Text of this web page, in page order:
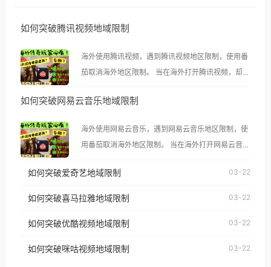
如何突破腾讯视频地域限制
海外使用腾讯视频，遇到腾讯视频地区限制，使用番
茄取消海外地区限制。 当在海外打开腾讯视频，却突
示语。 海外用户如香港、澳门、台湾、美国、加拿
像其他音乐平台一样，出现地区及版权限制问题，且
仅能在中国大陆地区播放。 遇到这个问题的朋友们，
台湾、美国、加拿大、澳大利亚、欧洲等国家和地区
权限制所困扰。
如何突破网易云音乐地域限制
海外使用网易云音乐，遇到网易云音乐地区限制，使
用番茄取消海外地区限制。 当在海外打开网易云音
播放”的提示语。 海外用户如香港、澳门、台湾、美
制问题，且仅能在中国大陆地区播放。 遇到这个问题
户收听网易云音乐地区版权限制」的问题，无论人在
如何突破爱奇艺地域限制 03-22
如何突破喜马拉雅地域限制 03-22
如何突破优酷视频地域限制 03-22
如何突破咪咕视频地域限制 03-22